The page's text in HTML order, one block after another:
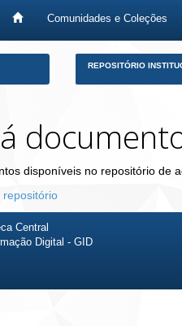
Comunidades e Coleções
REPOSITÓRIO
disponíveis no repositório de
repositório
Central
Digital - GID